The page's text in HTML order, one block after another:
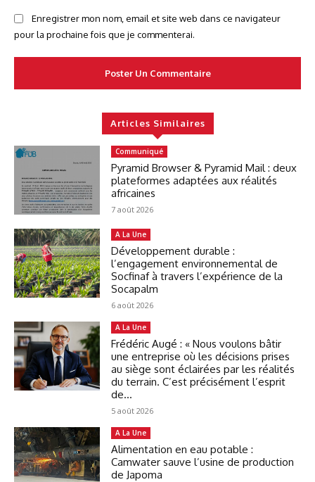
Enregistrer mon nom, email et site web dans ce navigateur
pour la prochaine fois que je commenterai.
Articles Similaires
Communiqué
Pyramid Browser & Pyramid Mail : deux
plateformes adaptées aux réalités
africaines
7 août 2026
A La Une
Développement durable :
l’engagement environnemental de
Socfinaf à travers l’expérience de la
Socapalm
6 août 2026
A La Une
Frédéric Augé : « Nous voulons bâtir
une entreprise où les décisions prises
au siège sont éclairées par les réalités
du terrain. C’est précisément l’esprit
de...
5 août 2026
A La Une
Alimentation en eau potable :
Camwater sauve l’usine de production
de Japoma